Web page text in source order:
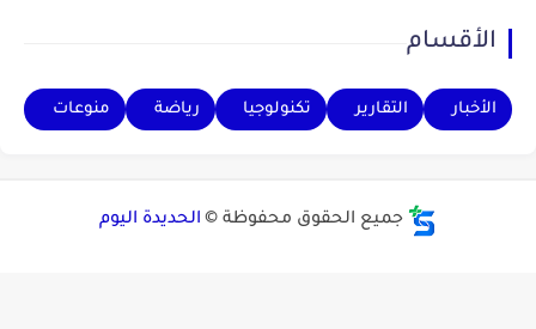
الأقسام
الأخبار التقارير تكنولوجيا رياضة منوعات
جميع الحقوق محفوظة © الحديدة اليوم